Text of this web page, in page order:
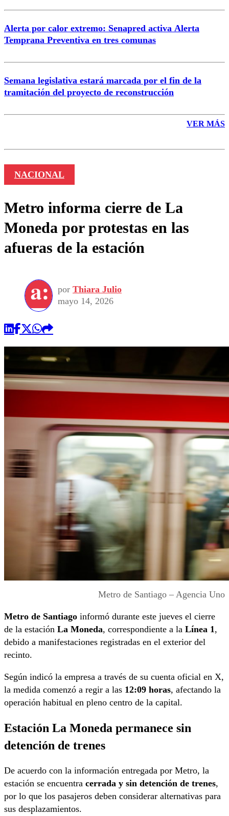
Alerta por calor extremo: Senapred activa Alerta
Temprana Preventiva en tres comunas
Semana legislativa estará marcada por el fin de la
tramitación del proyecto de reconstrucción
VER MÁS
NACIONAL
Metro informa cierre de La
Moneda por protestas en las
afueras de la estación
por Thiara Julio
mayo 14, 2026
Metro de Santiago – Agencia Uno
Metro de Santiago informó durante este jueves el cierre
de la estación La Moneda, correspondiente a la Línea 1 ,
debido a manifestaciones registradas en el exterior del
recinto.
Según indicó la empresa a través de su cuenta oficial en X,
la medida comenzó a regir a las 12:09 horas, afectando la
operación habitual en pleno centro de la capital.
Estación La Moneda permanece sin
detención de trenes
De acuerdo con la información entregada por Metro, la
estación se encuentra cerrada y sin detención de trenes,
por lo que los pasajeros deben considerar alternativas para
sus desplazamientos.